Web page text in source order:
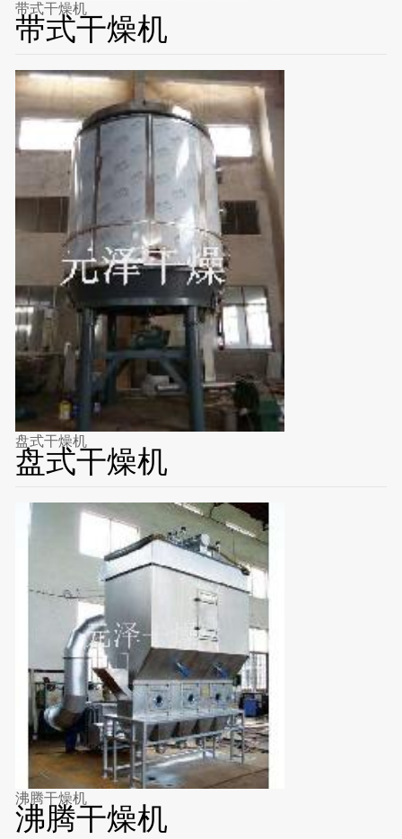
带式干燥机
带式干燥机
盘式干燥机
盘式干燥机
沸腾干燥机
沸腾干燥机